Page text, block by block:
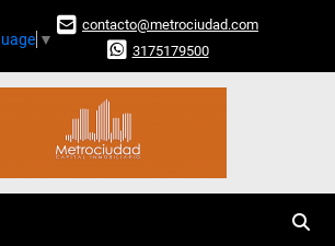
▼
contacto@metrociudad.com
3175179500